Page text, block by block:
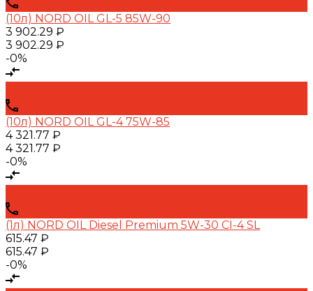
(10л) NORD OIL GL-5 85W-90
3 902.29 ₽
3 902.29 ₽
-0%
(10л) NORD OIL GL-4 75W-85
4 321.77 ₽
4 321.77 ₽
-0%
(1л) NORD OIL Diesel Premium 5W-30 CI-4 SL
615.47 ₽
615.47 ₽
-0%